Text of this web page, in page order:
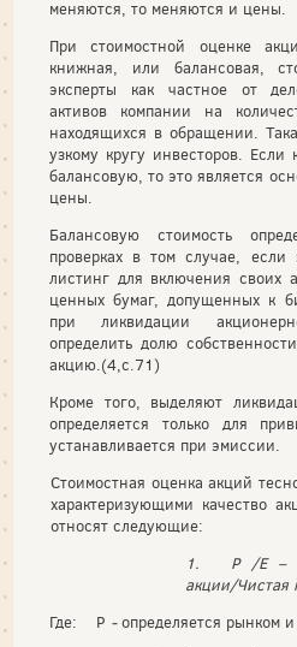
меняются, то меняются и цены.
При стоимостной оценке
книжная, или балансовая,
эксперты как частное от
активов компании на
находящихся в обращении.
узкому кругу инвесторов.
балансовую, то это является
цены.
Балансовую стоимость
проверках в том случае, если
листинг для включения своих
ценных бумаг, допущенных к
при ликвидации
определить долю
акцию.(4,с.71)
Кроме того, выделяют
опреде­ляется только для
устанавливается при эмиссии.
Стоимостная оценка акций
характе­ризующими качество
относят следующие:
1. Р /Е –
акции/Чистая
Где: Р -определяется рынком